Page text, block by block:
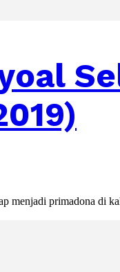
menjadi primadona di